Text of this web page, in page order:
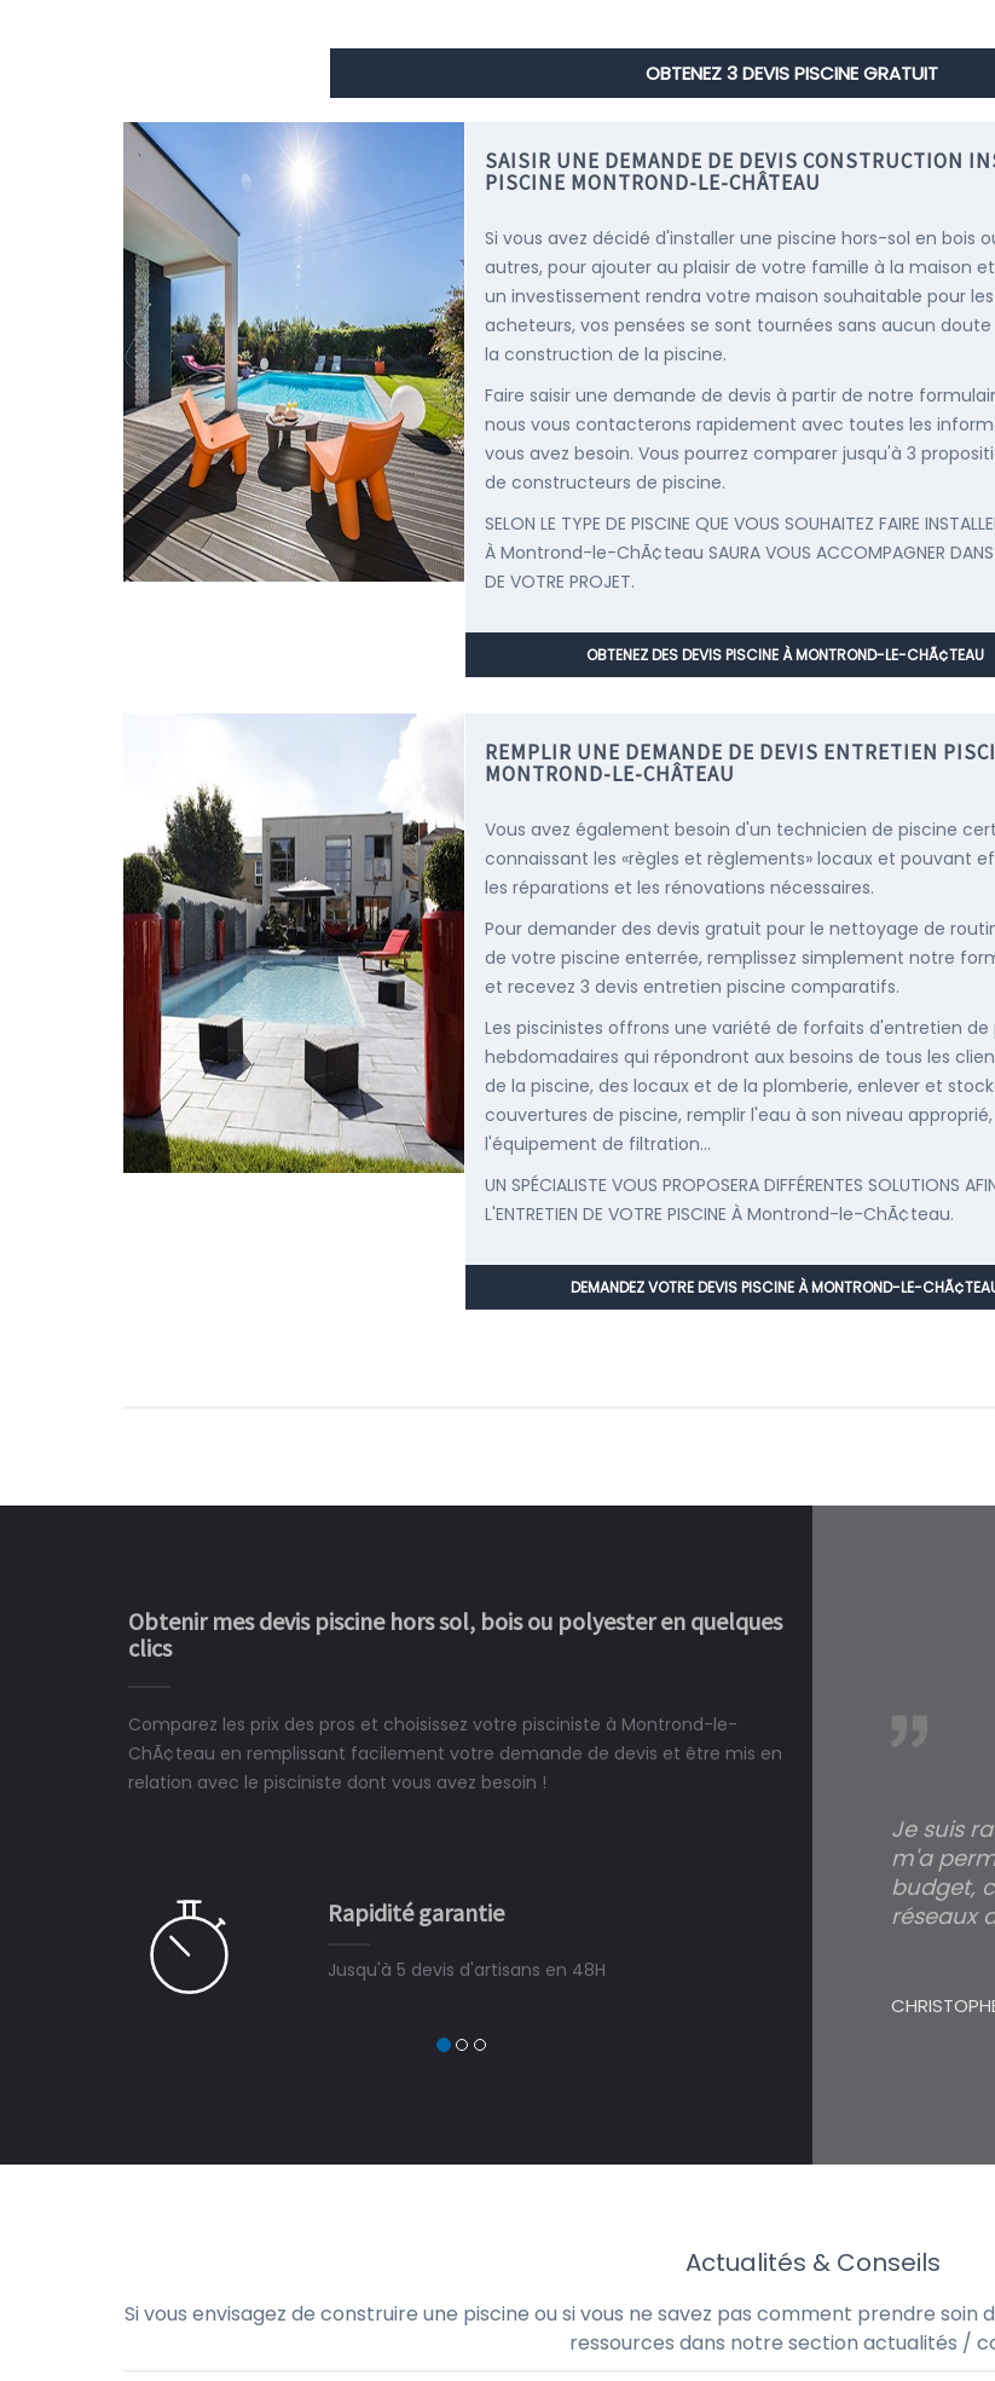
OBTENEZ 3 DEVIS PISCINE GRATUIT
SAISIR UNE DEMANDE DE DEVIS CONSTRUCTION
PISCINE MONTROND-LE-CHÂTEAU
Si vous avez décidé d'installer une piscine hors-sol en bois
autres, pour ajouter au plaisir de votre famille à la maison
un investissement rendra votre maison souhaitable pour
acheteurs, vos pensées se sont tournées sans aucun doute
la construction de la piscine.
Faire saisir une demande de devis à partir de notre
nous vous contacterons rapidement avec toutes les
vous avez besoin. Vous pourrez comparer jusqu'à 3
de constructeurs de piscine.
SELON LE TYPE DE PISCINE QUE VOUS SOUHAITEZ FAIRE
À Montrond-le-ChÃ¢teau SAURA VOUS ACCOMPAGNER DANS
DE VOTRE PROJET.
OBTENEZ DES DEVIS PISCINE À MONTROND-LE-CHÃ¢TEAU
REMPLIR UNE DEMANDE DE DEVIS ENTRETIEN
MONTROND-LE-CHÂTEAU
Vous avez également besoin d'un technicien de piscine
connaissant les «règles et règlements» locaux et pouvant
les réparations et les rénovations nécessaires.
Pour demander des devis gratuit pour le nettoyage de
de votre piscine enterrée, remplissez simplement notre
et recevez 3 devis entretien piscine comparatifs.
Les piscinistes offrons une variété de forfaits d'entretien de
hebdomadaires qui répondront aux besoins de tous les
de la piscine, des locaux et de la plomberie, enlever et
couvertures de piscine, remplir l'eau à son niveau
l'équipement de filtration...
UN SPÉCIALISTE VOUS PROPOSERA DIFFÉRENTES SOLUTIONS
L'ENTRETIEN DE VOTRE PISCINE À Montrond-le-ChÃ¢teau.
DEMANDEZ VOTRE DEVIS PISCINE À MONTROND-LE-
Obtenir mes devis piscine hors sol, bois ou polyester en quelques
clics
Comparez les prix des pros et choisissez votre pisciniste à Montrond-le-
ChÃ¢teau en remplissant facilement votre demande de devis et être mis en
relation avec le pisciniste dont vous avez besoin !
Rapidité garantie
Jusqu'à 5 devis d'artisans en 48H
ne peut plus s'en passer.
Le rêve devient enfin réalité, une piscine est bien
construit chez moi.
Je suis
m'a
budget,
réseaux
Actualités & Conseils
Si vous envisagez de construire une piscine ou si vous ne savez pas comment prendre
ressources dans notre section actualités /